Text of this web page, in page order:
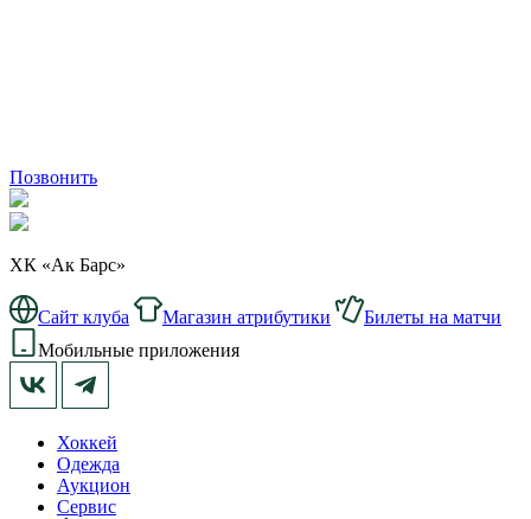
Позвонить
ХК «Ак Барс»
Сайт клуба Магазин атрибутики
Билеты на матчи
Мобильные приложения
Хоккей
Одежда
Аукцион
Сервис